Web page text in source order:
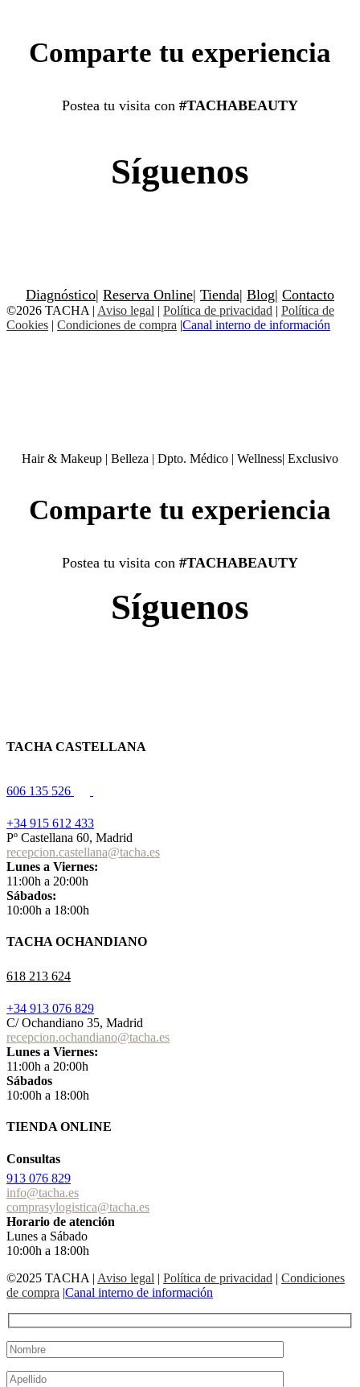
Comparte tu experiencia
Postea tu visita con #TACHABEAUTY
Síguenos
Diagnóstico| Reserva Online| Tienda| Blog| Contacto
©2026 TACHA | Aviso legal | Política de privacidad | Política de
Cookies | Condiciones de compra |Canal interno de información
Hair & Makeup | Belleza | Dpto. Médico | Wellness| Exclusivo
Comparte tu experiencia
Postea tu visita con #TACHABEAUTY
Síguenos
TACHA CASTELLANA
606 135 526
+34 915 612 433
Pº Castellana 60, Madrid
recepcion.castellana@tacha.es
Lunes a Viernes:
11:00h a 20:00h
Sábados:
10:00h a 18:00h
TACHA OCHANDIANO
618 213 624
+34 913 076 829
C/ Ochandiano 35, Madrid
recepcion.ochandiano@tacha.es
Lunes a Viernes:
11:00h a 20:00h
Sábados
10:00h a 18:00h
TIENDA ONLINE
Consultas
913 076 829
info@tacha.es
comprasylogistica@tacha.es
Horario de atención
Lunes a Sábado
10:00h a 18:00h
©2025 TACHA | Aviso legal | Política de privacidad | Condiciones
de compra |Canal interno de información